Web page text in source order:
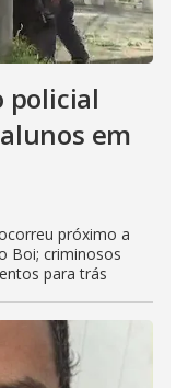
policial
em
próximo a
Boi; criminosos
para trás